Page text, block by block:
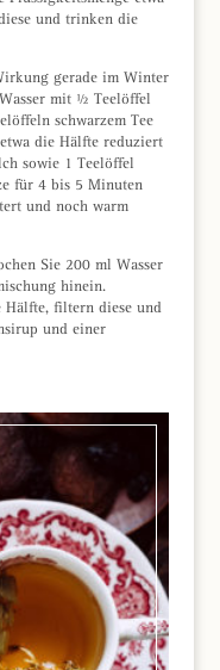
und trinken die
gerade im Winter
mit ½ Teelöffel
schwarzem Tee
die Hälfte reduziert
sowie 1 Teelöffel
für 4 bis 5 Minuten
und noch warm
Sie 200 ml Wasser
hinein.
Hälfte, filtern diese und
und einer